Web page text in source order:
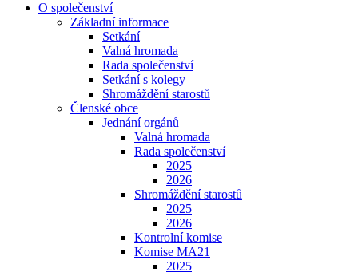
O společenství
Základní informace
Setkání
Valná hromada
Rada společenství
Setkání s kolegy
Shromáždění starostů
Členské obce
Jednání orgánů
Valná hromada
Rada společenství
2025
2026
Shromáždění starostů
2025
2026
Kontrolní komise
Komise MA21
2025